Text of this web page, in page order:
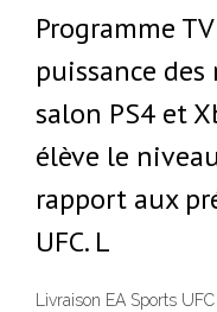
Programme
puissance
salon PS4 et
élève le
rapport aux
UFC. L
Livraison EA Sports